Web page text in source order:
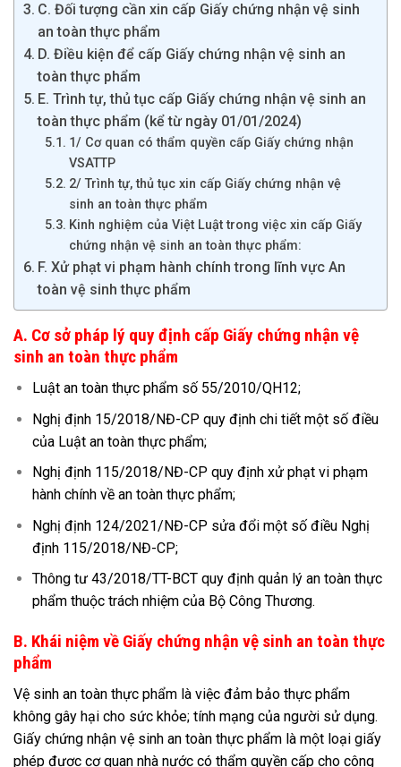
C. Đối tượng cần xin cấp Giấy chứng nhận vệ sinh
an toàn thực phẩm
D. Điều kiện để cấp Giấy chứng nhận vệ sinh an
toàn thực phẩm
E. Trình tự, thủ tục cấp Giấy chứng nhận vệ sinh an
toàn thực phẩm (kể từ ngày 01/01/2024)
1/ Cơ quan có thẩm quyền cấp Giấy chứng nhận
VSATTP
2/ Trình tự, thủ tục xin cấp Giấy chứng nhận vệ
sinh an toàn thực phẩm
Kinh nghiệm của Việt Luật trong việc xin cấp Giấy
chứng nhận vệ sinh an toàn thực phẩm:
F. Xử phạt vi phạm hành chính trong lĩnh vực An
toàn vệ sinh thực phẩm
A. Cơ sở pháp lý quy định cấp Giấy chứng nhận vệ
sinh an toàn thực phẩm
Luật an toàn thực phẩm số 55/2010/QH12;
Nghị định 15/2018/NĐ-CP quy định chi tiết một số điều
của Luật an toàn thực phẩm;
Nghị định 115/2018/NĐ-CP quy định xử phạt vi phạm
hành chính về an toàn thực phẩm;
Nghị định 124/2021/NĐ-CP sửa đổi một số điều Nghị
định 115/2018/NĐ-CP;
Thông tư 43/2018/TT-BCT quy định quản lý an toàn thực
phẩm thuộc trách nhiệm của Bộ Công Thương.
B. Khái niệm về Giấy chứng nhận vệ sinh an toàn thực
phẩm
Vệ sinh an toàn thực phẩm là việc đảm bảo thực phẩm
không gây hại cho sức khỏe; tính mạng của người sử dụng.
Giấy chứng nhận vệ sinh an toàn thực phẩm là một loại giấy
phép được cơ quan nhà nước có thẩm quyền cấp cho công